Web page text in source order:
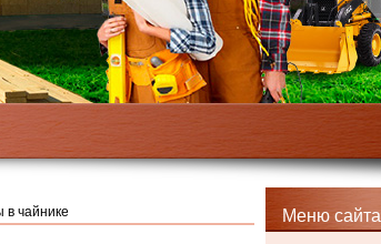
Меню сайта
в чайнике